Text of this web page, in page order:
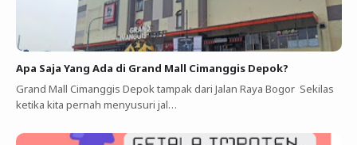
Apa Saja Yang Ada di Grand Mall Cimanggis Depok?
Grand Mall Cimanggis Depok tampak dari Jalan Raya Bogor Sekilas
ketika kita pernah menyusuri jal…